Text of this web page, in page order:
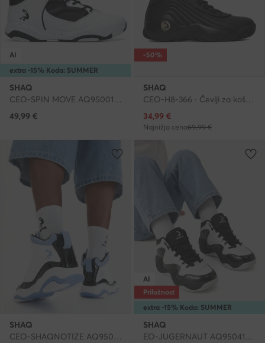
extra -15% Koda: SUMMER
AI
SHAQ
CEO-SPIN MOVE AQ95001B-W · Čevlji za košarko
49,99 €
-50%
SHAQ
CEO-H8-366 · Čevlji za košarko
Trenutna cena
34,99 €
Najnižja cena69,99 €
SHAQ
CEO-SHAQNOTIZE AQ95000M-WBL · Čevlji za košarko
extra -15% Koda: SUMMER
AI
Priložnost
SHAQ
EO-JUGERNAUT AQ95041B-BW · Čevlji za košarko